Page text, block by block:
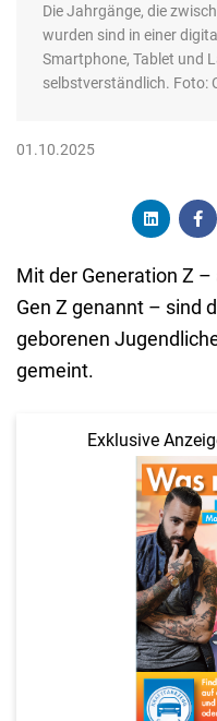
Die Jahrgänge, die
wurden sind in einer
Smartphone, Tablet und
selbstverständlich. Foto:
01.10.2025
Mit der Generation Z
Gen Z genannt – sind
geborenen
gemeint.
Exklusive